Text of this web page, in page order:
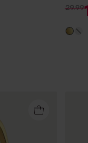
29.99